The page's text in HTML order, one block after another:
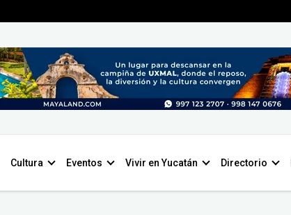
Cultura Eventos Vivir en Yucatán Directorio